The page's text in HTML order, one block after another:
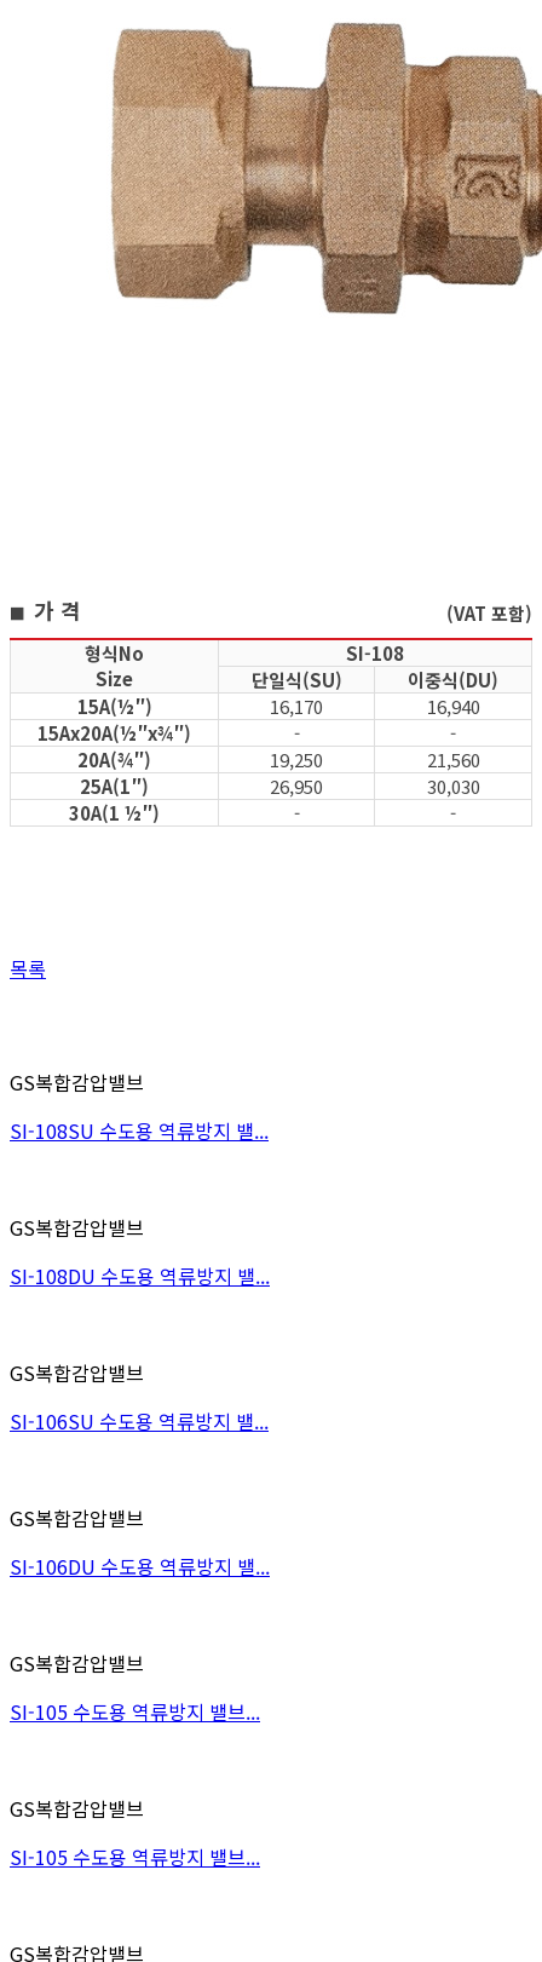
■ 가 격
(VAT 포함)
형식No
Size
SI-108
단일식(SU)
이중식(DU)
15A(½″)
16,170
16,940
15Ax20A(½″x¾″)
-
-
20A(¾″)
19,250
21,560
25A(1″)
26,950
30,030
30A(1 ½″)
- -
목록
GS복합감압밸브
SI-108SU 수도용 역류방지 밸...
GS복합감압밸브
SI-108DU 수도용 역류방지 밸...
GS복합감압밸브
SI-106SU 수도용 역류방지 밸...
GS복합감압밸브
SI-106DU 수도용 역류방지 밸...
GS복합감압밸브
SI-105 수도용 역류방지 밸브...
GS복합감압밸브
SI-105 수도용 역류방지 밸브...
GS복합감압밸브